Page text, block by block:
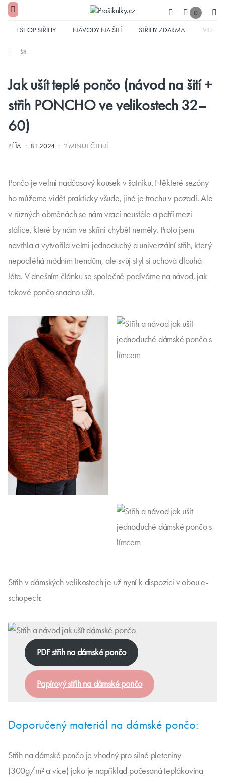
0
ESHOP STŘIHY NÁVODY NA ŠITÍ STŘIHY ZDARMA VIDEA
Šití
Jak ušít teplé pončo (návod na šití +
střih PONCHO ve velikostech 32–
60)
PÉŤA · 8.1.2024· 2 MINUT ČTENÍ
Pončo je velmi nadčasový kousek v šatníku. Některé sezóny
ho můžeme vidět prakticky všude, jiné je trochu v pozadí. Ale
v různých obměnách se nám vrací neustále a patří mezi
stálice, které by nám ve skříni chybět neměly. Proto jsem
navrhla a vytvořila velmi jednoduchý a univerzální střih, který
nepodléhá módním trendům, ale svůj styl si uchová dlouhá
léta. V dnešním článku se společně podíváme na návod, jak
takové pončo snadno ušít.
Střih v dámských velikostech je už nyní k dispozici v obou e-
schopech:
PDF střih na dámské pončo
Papírový střih na dámské pončo
Doporučený materiál na dámské pončo:
Střih na dámské pončo je vhodný pro silné pleteniny
(300g/m² a více) jako je například počesaná teplákovina